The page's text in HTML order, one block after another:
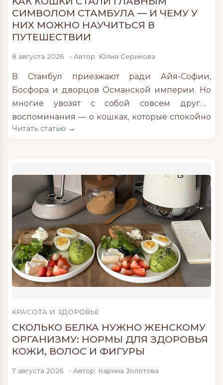
СИМВОЛОМ СТАМБУЛА — И ЧЕМУ У
НИХ МОЖНО НАУЧИТЬСЯ В
ПУТЕШЕСТВИИ
8 августа 2026 • Автор: Юлия Серикова
В Стамбул приезжают ради Айя-Софии,
Босфора и дворцов Османской империи. Но
многие увозят с собой совсем другие
воспоминания — о кошках, которые спокойно
спят на ступенях мечетей, встречают
августа, Министерство культуры и туризма […]
Читать статью →
КРАСОТА И ЗДОРОВЬЕ
СКОЛЬКО БЕЛКА НУЖНО ЖЕНСКОМУ
ОРГАНИЗМУ: НОРМЫ ДЛЯ ЗДОРОВЬЯ
КОЖИ, ВОЛОС И ФИГУРЫ
7 августа 2026 • Автор: Карина Золотова